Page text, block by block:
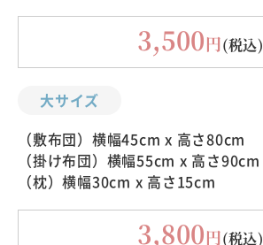
3,500円(税込)
大サイズ
（敷布団）横幅45cm x 高さ80cm
（掛け布団）横幅55cm x 高さ90cm
（枕）横幅30cm x 高さ15cm
3,800円(税込)